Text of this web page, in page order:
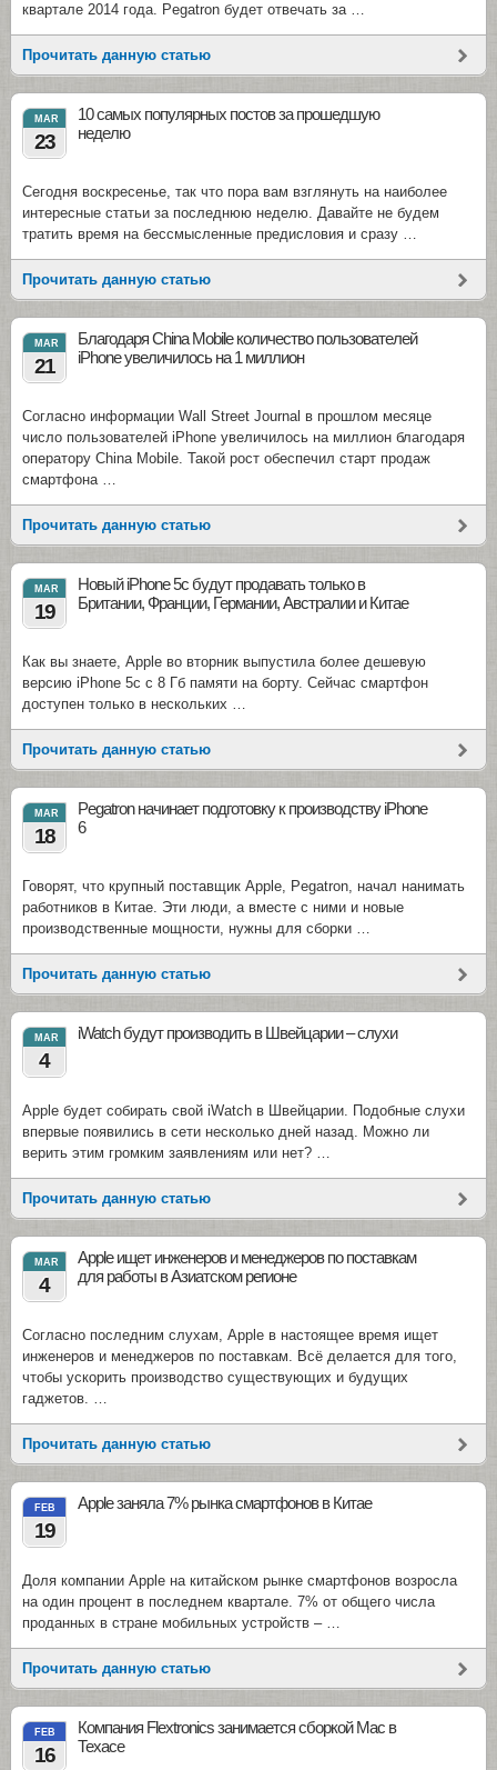
квартале 2014 года. Pegatron будет отвечать за …
Прочитать данную статью
MAR
23
10 самых популярных постов за прошедшую
неделю
Сегодня воскресенье, так что пора вам взглянуть на наиболее
интересные статьи за последнюю неделю. Давайте не будем
тратить время на бессмысленные предисловия и сразу …
Прочитать данную статью
MAR
21
Благодаря China Mobile количество пользователей
iPhone увеличилось на 1 миллион
Согласно информации Wall Street Journal в прошлом месяце
число пользователей iPhone увеличилось на миллион благодаря
оператору China Mobile. Такой рост обеспечил старт продаж
смартфона …
Прочитать данную статью
MAR
19
Новый iPhone 5c будут продавать только в
Британии, Франции, Германии, Австралии и Китае
Как вы знаете, Apple во вторник выпустила более дешевую
версию iPhone 5c с 8 Гб памяти на борту. Сейчас смартфон
доступен только в нескольких …
Прочитать данную статью
MAR
18
Pegatron начинает подготовку к производству iPhone
6
Говорят, что крупный поставщик Apple, Pegatron, начал нанимать
работников в Китае. Эти люди, а вместе с ними и новые
производственные мощности, нужны для сборки …
Прочитать данную статью
MAR
4
iWatch будут производить в Швейцарии – слухи
Apple будет собирать свой iWatch в Швейцарии. Подобные слухи
впервые появились в сети несколько дней назад. Можно ли
верить этим громким заявлениям или нет? …
Прочитать данную статью
MAR
4
Apple ищет инженеров и менеджеров по поставкам
для работы в Азиатском регионе
Согласно последним слухам, Apple в настоящее время ищет
инженеров и менеджеров по поставкам. Всё делается для того,
чтобы ускорить производство существующих и будущих
гаджетов. …
Прочитать данную статью
FEB
19
Apple заняла 7% рынка смартфонов в Китае
Доля компании Apple на китайском рынке смартфонов возросла
на один процент в последнем квартале. 7% от общего числа
проданных в стране мобильных устройств – …
Прочитать данную статью
FEB
16
Компания Flextronics занимается сборкой Mac в
Техасе